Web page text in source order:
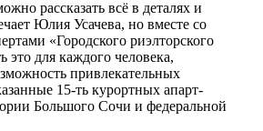
рассказать всё в деталях и
Юлия Усачева, но вместе со
«Городского риэлторского
это для каждого человека,
привлекательных
15-ть курортных апарт-
Большого Сочи и федеральной